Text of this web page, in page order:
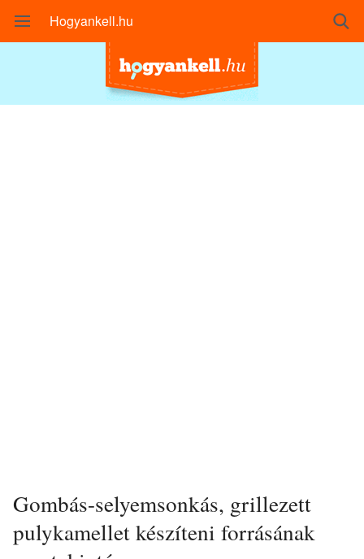
Hogyankell.hu
Gombás-selyemsonkás, grillezett
pulykamellet készíteni forrásának